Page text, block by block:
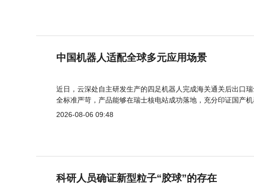
中国机器人适配全球多元应用场景
近日，云深处自主研发生产的四足机器人完成海关通关后出口
全标准严苛，产品能够在瑞士核电站成功落地，充分印证国产
2026-08-06 09:48
科研人员确证新型粒子“胶球”的存在